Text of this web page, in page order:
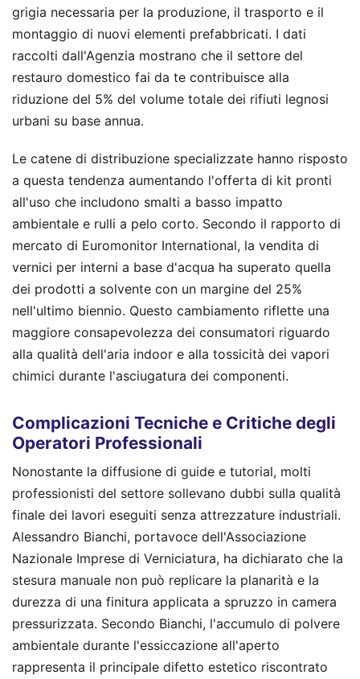
grigia necessaria per la produzione, il trasporto e il
montaggio di nuovi elementi prefabbricati. I dati
raccolti dall'Agenzia mostrano che il settore del
restauro domestico fai da te contribuisce alla
riduzione del 5% del volume totale dei rifiuti legnosi
urbani su base annua.
Le catene di distribuzione specializzate hanno risposto
a questa tendenza aumentando l'offerta di kit pronti
all'uso che includono smalti a basso impatto
ambientale e rulli a pelo corto. Secondo il rapporto di
mercato di Euromonitor International, la vendita di
vernici per interni a base d'acqua ha superato quella
dei prodotti a solvente con un margine del 25%
nell'ultimo biennio. Questo cambiamento riflette una
maggiore consapevolezza dei consumatori riguardo
alla qualità dell'aria indoor e alla tossicità dei vapori
chimici durante l'asciugatura dei componenti.
Complicazioni Tecniche e Critiche degli
Operatori Professionali
Nonostante la diffusione di guide e tutorial, molti
professionisti del settore sollevano dubbi sulla qualità
finale dei lavori eseguiti senza attrezzature industriali.
Alessandro Bianchi, portavoce dell'Associazione
Nazionale Imprese di Verniciatura, ha dichiarato che la
stesura manuale non può replicare la planarità e la
durezza di una finitura applicata a spruzzo in camera
pressurizzata. Secondo Bianchi, l'accumulo di polvere
ambientale durante l'essiccazione all'aperto
rappresenta il principale difetto estetico riscontrato